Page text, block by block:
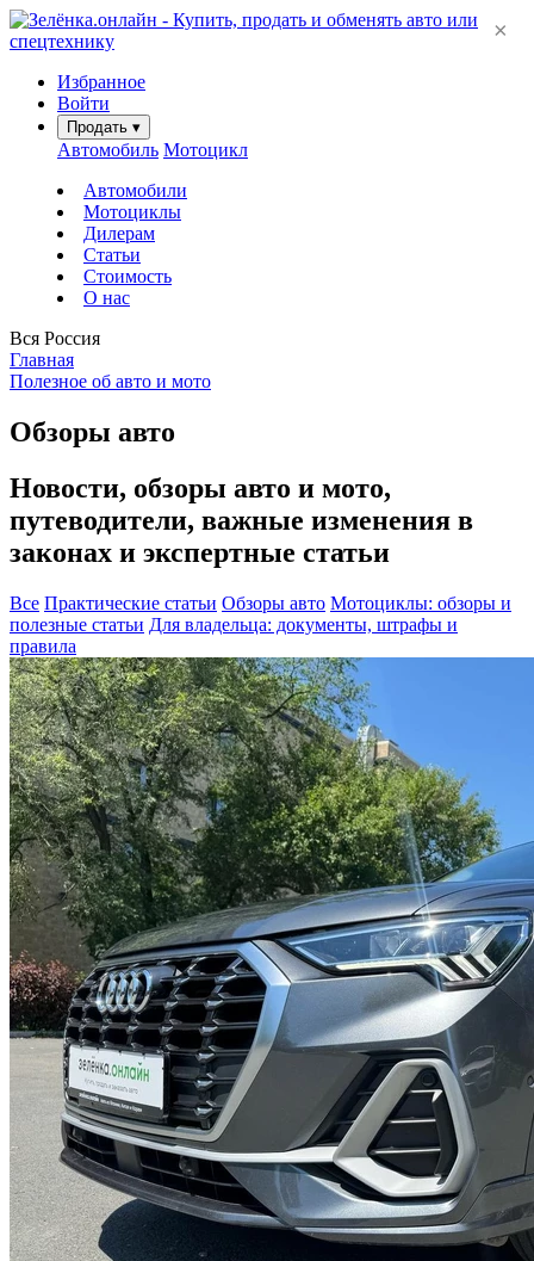
Избранное
Войти
Продать ▾
Автомобиль Мотоцикл
Автомобили
Мотоциклы
Дилерам
Статьи
Стоимость
О нас
Вся Россия
Главная
Полезное об авто и мото
Обзоры авто
Новости, обзоры авто и мото,
путеводители, важные изменения в
законах и экспертные статьи
Все Практические статьи Обзоры авто Мотоциклы: обзоры и
полезные статьи Для владельца: документы, штрафы и
правила
×